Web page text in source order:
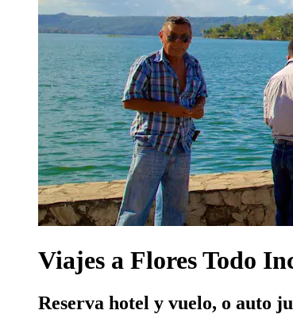
Viajes a Flores Todo
Reserva hotel y vuelo, o auto